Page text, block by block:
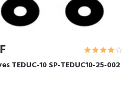
TEDUC-10 SP-TEDUC10-25-002